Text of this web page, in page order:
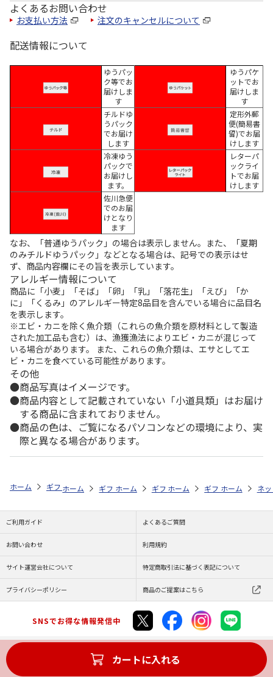
よくあるお問い合わせ
お支払い方法 注文のキャンセルについて
配送情報について
ゆうパッ
ク等でお
届けしま
す
ゆうパケ
ットでお
届けしま
す
チルドゆ
うパック
でお届け
します
定形外郵
便(簡易書
留)でお届
けします
冷凍ゆう
パックで
お届けし
ます。
レターパ
ックライ
トでお届
けします
佐川急便
でのお届
けとなり
ます
なお、「普通ゆうパック」の場合は表示しません。また、「夏期
のみチルドゆうパック」などとなる場合は、記号での表示はせ
ず、商品内容欄にその旨を表示しています。
アレルギー情報について
商品に「小麦」「そば」「卵」「乳」「落花生」「えび」「か
に」「くるみ」のアレルギー特定8品目を含んでいる場合に品目名
を表示します。
※エビ・カニを除く魚介類（これらの魚介類を原材料として製造
された加工品も含む）は、漁獲漁法によりエビ・カニが混じって
いる場合があります。 また、これらの魚介類は、エサとしてエ
ビ・カニを食べている可能性があります。
その他
商品写真はイメージです。
商品内容として記載されていない「小道具類」はお届け
する商品に含まれておりません。
商品の色は、ご覧になるパソコンなどの環境により、実
際と異なる場合があります。
カートに入れる
ホーム ギフトストア お中元・夏ギフト特集 2026 贈る相手から探す
ホーム ギフトストア お中元・夏ギフト特集 2026
ホーム ギフトストア お中元・夏ギフト
ホーム ギフトストア お
ホーム ネ
ご利用ガイド よくあるご質問
お問い合わせ 利用規約
サイト運営会社について 特定商取引法に基づく表記について
プライバシーポリシー 商品のご提案はこちら
SNSでお得な情報発信中